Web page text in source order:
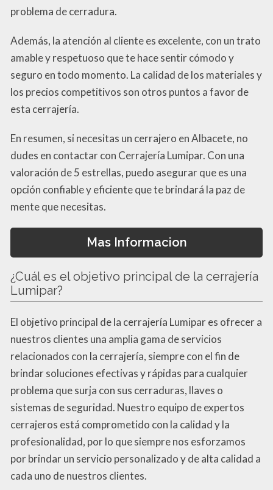
problema de cerradura.
Además, la atención al cliente es excelente, con un trato
amable y respetuoso que te hace sentir cómodo y
seguro en todo momento. La calidad de los materiales y
los precios competitivos son otros puntos a favor de
esta cerrajería.
En resumen, si necesitas un cerrajero en Albacete, no
dudes en contactar con Cerrajería Lumipar. Con una
valoración de 5 estrellas, puedo asegurar que es una
opción confiable y eficiente que te brindará la paz de
mente que necesitas.
Mas Informacion
¿Cuál es el objetivo principal de la cerrajería
Lumipar?
El objetivo principal de la cerrajería Lumipar es ofrecer a
nuestros clientes una amplia gama de servicios
relacionados con la cerrajería, siempre con el fin de
brindar soluciones efectivas y rápidas para cualquier
problema que surja con sus cerraduras, llaves o
sistemas de seguridad. Nuestro equipo de expertos
cerrajeros está comprometido con la calidad y la
profesionalidad, por lo que siempre nos esforzamos
por brindar un servicio personalizado y de alta calidad a
cada uno de nuestros clientes.